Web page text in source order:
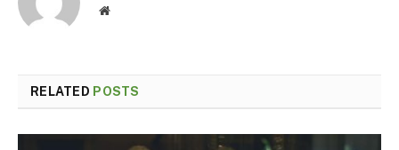
Website
RELATED POSTS